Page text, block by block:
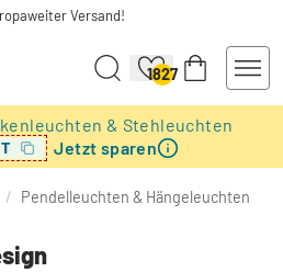
Versand!
1827
& Stehleuchten
Jetzt sparen
/ Pendelleuchten & Hängeleuchten